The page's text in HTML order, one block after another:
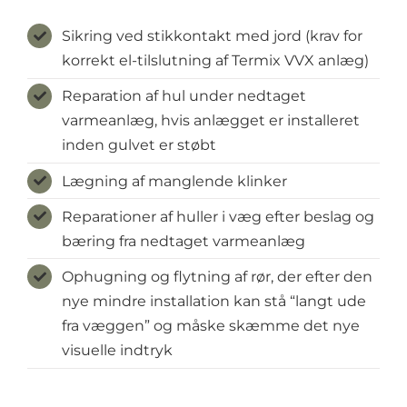
Sikring ved stikkontakt med jord (krav for
korrekt el-tilslutning af Termix VVX anlæg)
Reparation af hul under nedtaget
varmeanlæg, hvis anlægget er installeret
inden gulvet er støbt
Lægning af manglende klinker
Reparationer af huller i væg efter beslag og
bæring fra nedtaget varmeanlæg
Ophugning og flytning af rør, der efter den
nye mindre installation kan stå “langt ude
fra væggen” og måske skæmme det nye
visuelle indtryk